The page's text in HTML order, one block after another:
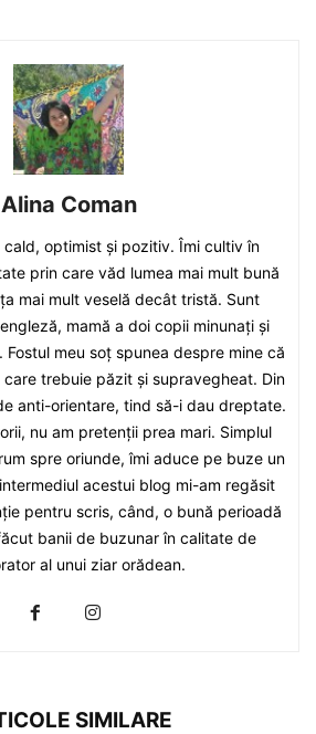
Alina Coman
cald, optimist și pozitiv. Îmi cultiv în
prin care văd lumea mai mult bună
mai mult veselă decât tristă. Sunt
mamă a doi copii minunați și
meu soț spunea despre mine că
care trebuie păzit și supravegheat. Din
anti-orientare, tind să-i dau dreptate.
nu am pretenții prea mari. Simplul
spre oriunde, îmi aduce pe buze un
acestui blog mi-am regăsit
pentru scris, când, o bună perioadă
banii de buzunar în calitate de
al unui ziar orădean.
SIMILARE